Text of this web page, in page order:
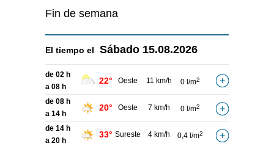
Fin de semana
El tiempo el Sábado 15.08.2026
de 02 h
a 08 h
22° Oeste 11 km/h 0 l/m2
de 08 h
a 14 h
20° Oeste 7 km/h 0 l/m2
de 14 h
a 20 h
33° Sureste 4 km/h 0,4 l/m2